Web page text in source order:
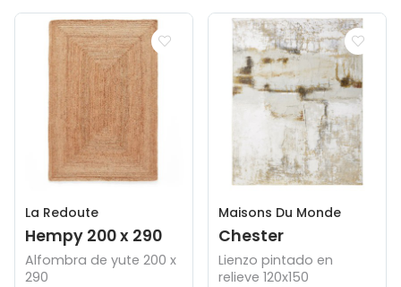
La Redoute
Hempy 200 x 290
Alfombra de yute 200 x
290
Maisons Du Monde
Chester
Lienzo pintado en
relieve 120x150